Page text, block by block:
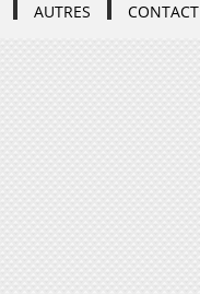
AUTRES CONTACT